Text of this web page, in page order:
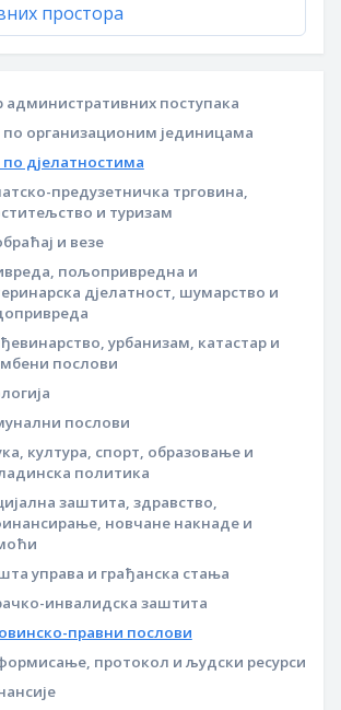
простора
административних поступака
по организационим јединицама
дјелатностима
предузетничка трговина,
и туризам
и везе
пољопривредна и
дјелатност, шумарство и
урбанизам, катастар и
послови
послови
култура, спорт, образовање и
политика
заштита, здравство,
новчане накнаде и
управа и грађанска стања
инвалидска заштита
правни послови
протокол и људски ресурси